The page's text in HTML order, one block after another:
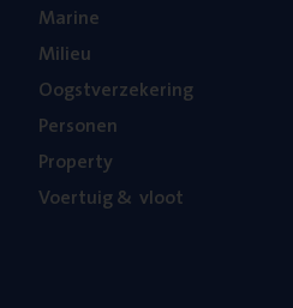
Mari­ne
Mili­eu
Oogst­ver­ze­ke­ring
Per­so­nen
Pro­per­ty
Voer­tuig& vloot